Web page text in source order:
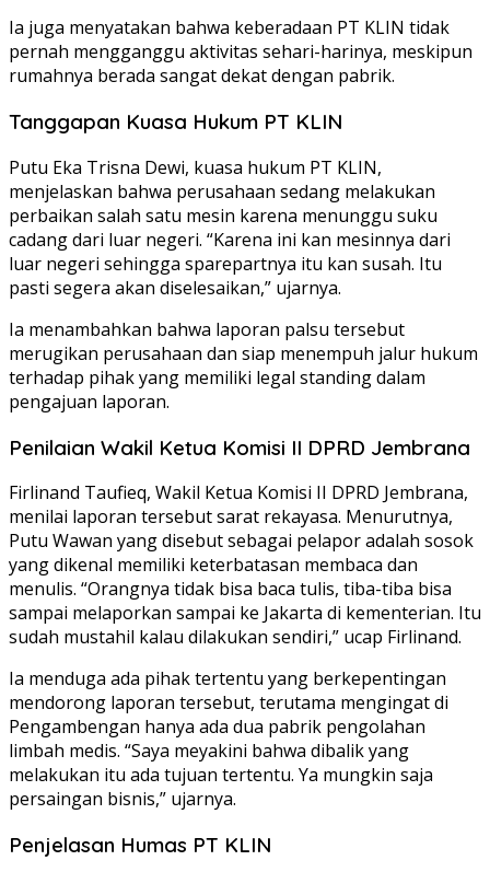
Ia juga menyatakan bahwa keberadaan PT KLIN tidak
pernah mengganggu aktivitas sehari-harinya, meskipun
rumahnya berada sangat dekat dengan pabrik.
Tanggapan Kuasa Hukum PT KLIN
Putu Eka Trisna Dewi, kuasa hukum PT KLIN,
menjelaskan bahwa perusahaan sedang melakukan
perbaikan salah satu mesin karena menunggu suku
cadang dari luar negeri. “Karena ini kan mesinnya dari
luar negeri sehingga sparepartnya itu kan susah. Itu
pasti segera akan diselesaikan,” ujarnya.
Ia menambahkan bahwa laporan palsu tersebut
merugikan perusahaan dan siap menempuh jalur hukum
terhadap pihak yang memiliki legal standing dalam
pengajuan laporan.
Penilaian Wakil Ketua Komisi II DPRD Jembrana
Firlinand Taufieq, Wakil Ketua Komisi II DPRD Jembrana,
menilai laporan tersebut sarat rekayasa. Menurutnya,
Putu Wawan yang disebut sebagai pelapor adalah sosok
yang dikenal memiliki keterbatasan membaca dan
menulis. “Orangnya tidak bisa baca tulis, tiba-tiba bisa
sampai melaporkan sampai ke Jakarta di kementerian. Itu
sudah mustahil kalau dilakukan sendiri,” ucap Firlinand.
Ia menduga ada pihak tertentu yang berkepentingan
mendorong laporan tersebut, terutama mengingat di
Pengambengan hanya ada dua pabrik pengolahan
limbah medis. “Saya meyakini bahwa dibalik yang
melakukan itu ada tujuan tertentu. Ya mungkin saja
persaingan bisnis,” ujarnya.
Penjelasan Humas PT KLIN